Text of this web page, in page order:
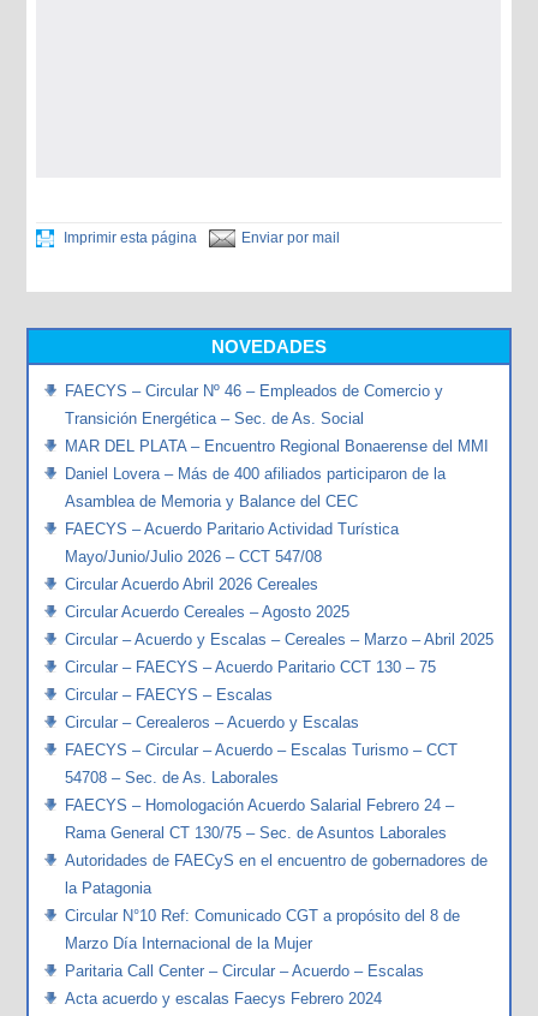
Imprimir esta página Enviar por mail
NOVEDADES
FAECYS – Circular Nº 46 – Empleados de Comercio y
Transición Energética – Sec. de As. Social
MAR DEL PLATA – Encuentro Regional Bonaerense del MMI
Daniel Lovera – Más de 400 afiliados participaron de la
Asamblea de Memoria y Balance del CEC
FAECYS – Acuerdo Paritario Actividad Turística
Mayo/Junio/Julio 2026 – CCT 547/08
Circular Acuerdo Abril 2026 Cereales
Circular Acuerdo Cereales – Agosto 2025
Circular – Acuerdo y Escalas – Cereales – Marzo – Abril 2025
Circular – FAECYS – Acuerdo Paritario CCT 130 – 75
Circular – FAECYS – Escalas
Circular – Cerealeros – Acuerdo y Escalas
FAECYS – Circular – Acuerdo – Escalas Turismo – CCT
54708 – Sec. de As. Laborales
FAECYS – Homologación Acuerdo Salarial Febrero 24 –
Rama General CT 130/75 – Sec. de Asuntos Laborales
Autoridades de FAECyS en el encuentro de gobernadores de
la Patagonia
Circular N°10 Ref: Comunicado CGT a propósito del 8 de
Marzo Día Internacional de la Mujer
Paritaria Call Center – Circular – Acuerdo – Escalas
Acta acuerdo y escalas Faecys Febrero 2024